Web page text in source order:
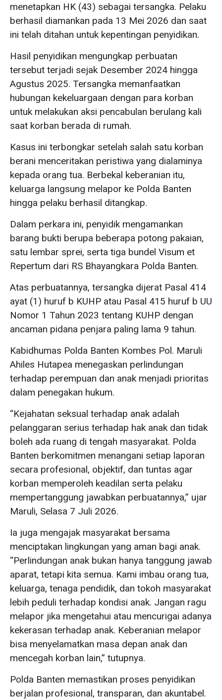
menetapkan HK (43) sebagai tersangka. Pelaku
berhasil diamankan pada 13 Mei 2026 dan saat
ini telah ditahan untuk kepentingan penyidikan.
Hasil penyidikan mengungkap perbuatan
tersebut terjadi sejak Desember 2024 hingga
Agustus 2025. Tersangka memanfaatkan
hubungan kekeluargaan dengan para korban
untuk melakukan aksi pencabulan berulang kali
saat korban berada di rumah.
Kasus ini terbongkar setelah salah satu korban
berani menceritakan peristiwa yang dialaminya
kepada orang tua. Berbekal keberanian itu,
keluarga langsung melapor ke Polda Banten
hingga pelaku berhasil ditangkap.
Dalam perkara ini, penyidik mengamankan
barang bukti berupa beberapa potong pakaian,
satu lembar sprei, serta tiga bundel Visum et
Repertum dari RS Bhayangkara Polda Banten.
Atas perbuatannya, tersangka dijerat Pasal 414
ayat (1) huruf b KUHP atau Pasal 415 huruf b UU
Nomor 1 Tahun 2023 tentang KUHP dengan
ancaman pidana penjara paling lama 9 tahun.
Kabidhumas Polda Banten Kombes Pol. Maruli
Ahiles Hutapea menegaskan perlindungan
terhadap perempuan dan anak menjadi prioritas
dalam penegakan hukum.
“Kejahatan seksual terhadap anak adalah
pelanggaran serius terhadap hak anak dan tidak
boleh ada ruang di tengah masyarakat. Polda
Banten berkomitmen menangani setiap laporan
secara profesional, objektif, dan tuntas agar
korban memperoleh keadilan serta pelaku
mempertanggung jawabkan perbuatannya,” ujar
Maruli, Selasa 7 Juli 2026.
Ia juga mengajak masyarakat bersama
menciptakan lingkungan yang aman bagi anak.
“Perlindungan anak bukan hanya tanggung jawab
aparat, tetapi kita semua. Kami imbau orang tua,
keluarga, tenaga pendidik, dan tokoh masyarakat
lebih peduli terhadap kondisi anak. Jangan ragu
melapor jika mengetahui atau mencurigai adanya
kekerasan terhadap anak. Keberanian melapor
bisa menyelamatkan masa depan anak dan
mencegah korban lain,” tutupnya.
Polda Banten memastikan proses penyidikan
berjalan profesional, transparan, dan akuntabel.